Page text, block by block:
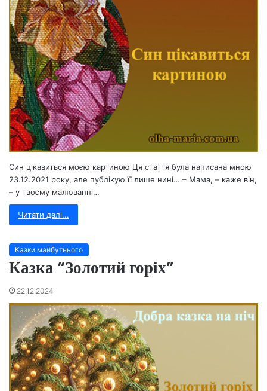
Син цікавиться моєю картиною Ця стаття була написана мною
23.12.2021 року, але публікую її лише нині… – Мама, – каже він,
– у твоєму малюванні…
Читати далі...
Казки майбутнього
Казка “Золотий горіх”
22.12.2024